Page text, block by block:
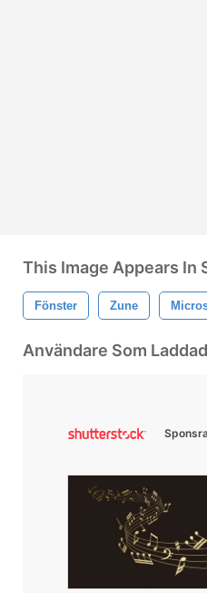
This Image Appears In
Fönster Zune
Användare Som